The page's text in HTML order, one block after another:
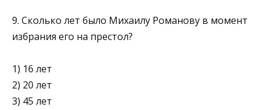
9. Сколько лет было Михаилу Романову в момент
избрания его на престол?
1) 16 лет
2) 20 лет
3) 45 лет